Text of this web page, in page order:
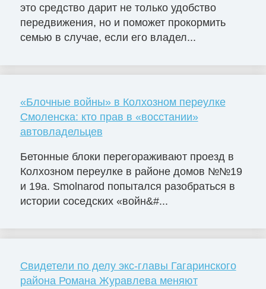
это средство дарит не только удобство
передвижения, но и поможет прокормить
семью в случае, если его владел...
«Блочные войны» в Колхозном переулке
Смоленска: кто прав в «восстании»
автовладельцев
Бетонные блоки перегораживают проезд в
Колхозном переулке в районе домов №№19
и 19а. Smolnarod попытался разобраться в
истории соседских «войн&#...
Свидетели по делу экс-главы Гагаринского
района Романа Журавлева меняют